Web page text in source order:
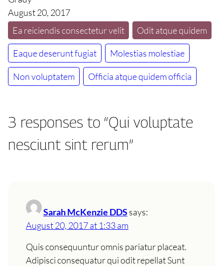
August 20, 2017
Ea reiciendis consectetur velit
Odit atque quidem
Eaque deserunt fugiat Molestias molestiae
Non voluptatem Officia atque quidem officia
3 responses to “Qui voluptate
nesciunt sint rerum”
Sarah McKenzie DDS says:
August 20, 2017 at 1:33 am
Quis consequuntur omnis pariatur placeat.
Adipisci consequatur qui odit repellat Sunt